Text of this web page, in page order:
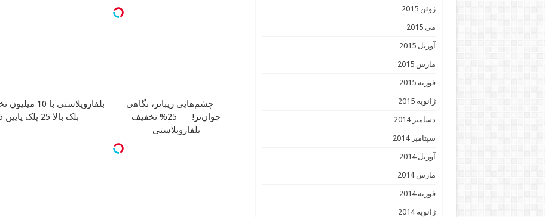
چشم‌هایی زیباتر، نگاهی
جوان‌تر!
25% تخفیف
بلفاروپلاستی
بلفاروپلاستی با 10 میلیون تخفیف
بلک بالا 25 پلک پایین 35
ژوئن 2015
می 2015
آوریل 2015
مارس 2015
فوریه 2015
ژانویه 2015
دسامبر 2014
سپتامبر 2014
آوریل 2014
مارس 2014
فوریه 2014
ژانویه 2014